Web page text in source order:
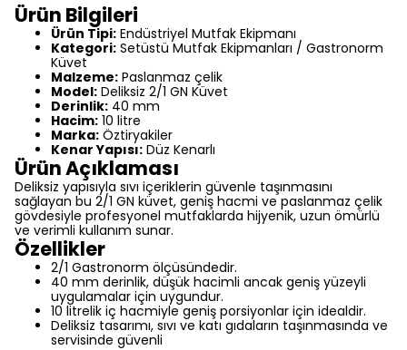
Ürün Bilgileri
Ürün Tipi: Endüstriyel Mutfak Ekipmanı
Kategori: Setüstü Mutfak Ekipmanları / Gastronorm
Küvet
Malzeme: Paslanmaz çelik
Model: Deliksiz 2/1 GN Küvet
Derinlik: 40 mm
Hacim: 10 litre
Marka: Öztiryakiler
Kenar Yapısı: Düz Kenarlı
Ürün Açıklaması
Deliksiz yapısıyla sıvı içeriklerin güvenle taşınmasını
sağlayan bu 2/1 GN küvet, geniş hacmi ve paslanmaz çelik
gövdesiyle profesyonel mutfaklarda hijyenik, uzun ömürlü
ve verimli kullanım sunar.
Özellikler
2/1 Gastronorm ölçüsündedir.
40 mm derinlik, düşük hacimli ancak geniş yüzeyli
uygulamalar için uygundur.
10 litrelik iç hacmiyle geniş porsiyonlar için idealdir.
Deliksiz tasarımı, sıvı ve katı gıdaların taşınmasında ve
servisinde güvenli